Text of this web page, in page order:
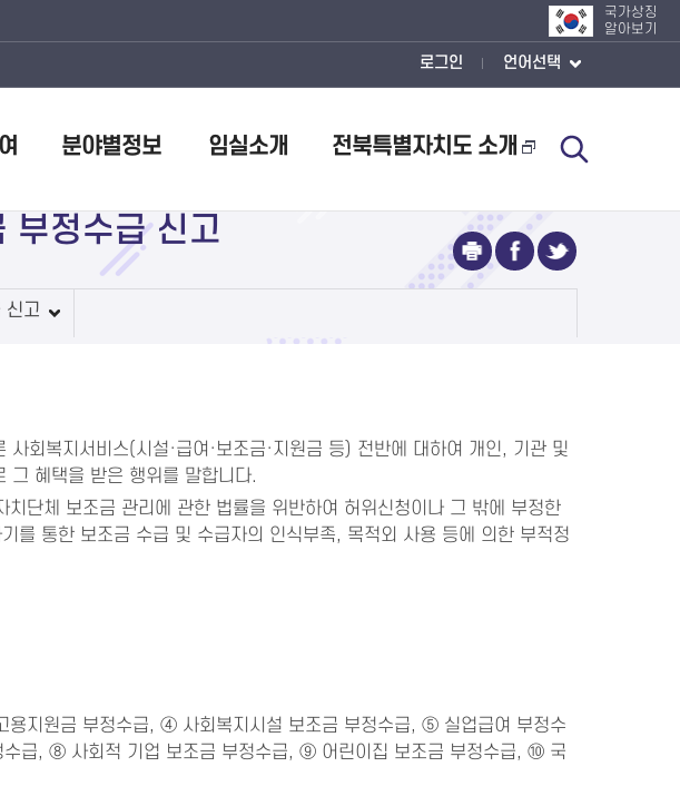
국가상징
알아보기
로그인 언어선택
분야별정보 임실소개 전북특별자치도 소개
부정수급 신고
신고
사회복지서비스(시설·급여·보조금·지원금 등) 전반에 대하여 개인, 기관 및
그 혜택을 받은 행위를 말합니다.
단체 보조금 관리에 관한 법률을 위반하여 허위신청이나 그 밖에 부정한
를 통한 보조금 수급 및 수급자의 인식부족, 목적외 사용 등에 의한 부적정
지원금 부정수급, ④ 사회복지시설 보조금 부정수급, ⑤ 실업급여 부정수
급, ⑧ 사회적 기업 보조금 부정수급, ⑨ 어린이집 보조금 부정수급, ⑩ 국